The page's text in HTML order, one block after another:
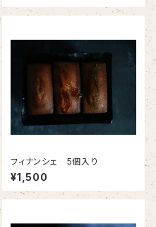
フィナンシェ 5個入り
¥1,500